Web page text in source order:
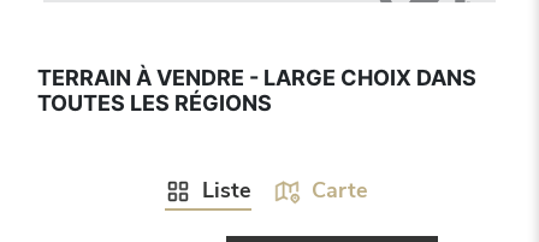
TERRAIN À VENDRE - LARGE CHOIX DANS
TOUTES LES RÉGIONS
Liste Carte